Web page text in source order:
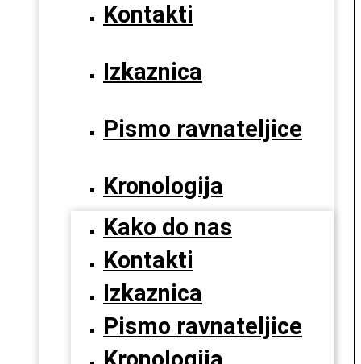
Kontakti
Izkaznica
Pismo ravnateljice
Kronologija
Kako do nas
Kontakti
Izkaznica
Pismo ravnateljice